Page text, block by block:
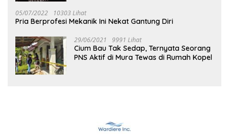
05/07/2022 10303 Lihat
Pria Berprofesi Mekanik Ini Nekat Gantung Diri
29/06/2021 9991 Lihat
Cium Bau Tak Sedap, Ternyata Seorang
PNS Aktif di Mura Tewas di Rumah Kopel